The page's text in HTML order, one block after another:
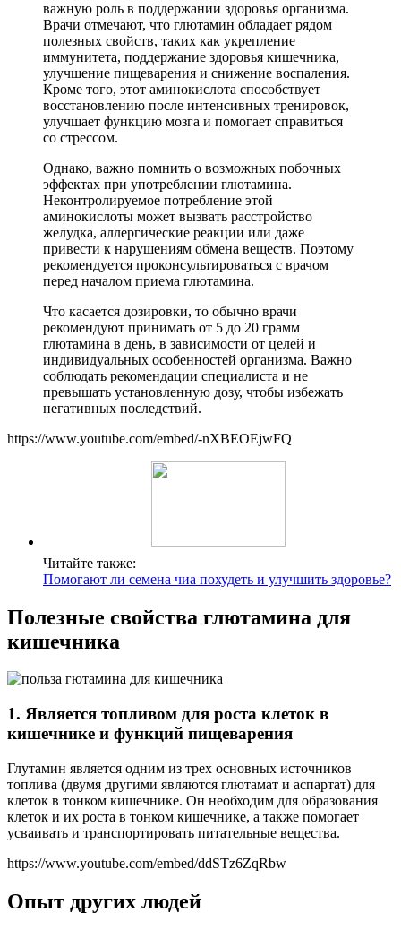
важную роль в поддержании здоровья организма.
Врачи отмечают, что глютамин обладает рядом
полезных свойств, таких как укрепление
иммунитета, поддержание здоровья кишечника,
улучшение пищеварения и снижение воспаления.
Кроме того, этот аминокислота способствует
восстановлению после интенсивных тренировок,
улучшает функцию мозга и помогает справиться
со стрессом.
Однако, важно помнить о возможных побочных
эффектах при употреблении глютамина.
Неконтролируемое потребление этой
аминокислоты может вызвать расстройство
желудка, аллергические реакции или даже
привести к нарушениям обмена веществ. Поэтому
рекомендуется проконсультироваться с врачом
перед началом приема глютамина.
Что касается дозировки, то обычно врачи
рекомендуют принимать от 5 до 20 грамм
глютамина в день, в зависимости от целей и
индивидуальных особенностей организма. Важно
соблюдать рекомендации специалиста и не
превышать установленную дозу, чтобы избежать
негативных последствий.
https://www.youtube.com/embed/-nXBEOEjwFQ
Читайте также:
Помогают ли семена чиа похудеть и улучшить здоровье?
Полезные свойства глютамина для
кишечника
1. Является топливом для роста клеток в
кишечнике и функций пищеварения
Глутамин является одним из трех основных источников
топлива (двумя другими являются глютамат и аспартат) для
клеток в тонком кишечнике. Он необходим для образования
клеток и их роста в тонком кишечнике, а также помогает
усваивать и транспортировать питательные вещества.
https://www.youtube.com/embed/ddSTz6ZqRbw
Опыт других людей